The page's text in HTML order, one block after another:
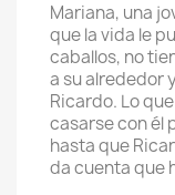
Mariana, una
que la vida le
caballos, no
a su alrededor
Ricardo. Lo
casarse con él
hasta que
da cuenta que